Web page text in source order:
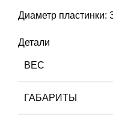
Диаметр пластинки:
Детали
ВЕС
ГАБАРИТЫ